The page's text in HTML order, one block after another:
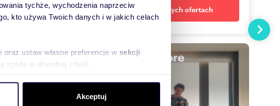
tychże, wychodzenia naprzeciw
kto używa Twoich danych i w jakich celach
ustaw własne preferencje w sekcji
zgodę w dowolnej chwili.
partnerom społecznościowym,
Akceptuj
Powiadom o nowych ofertach